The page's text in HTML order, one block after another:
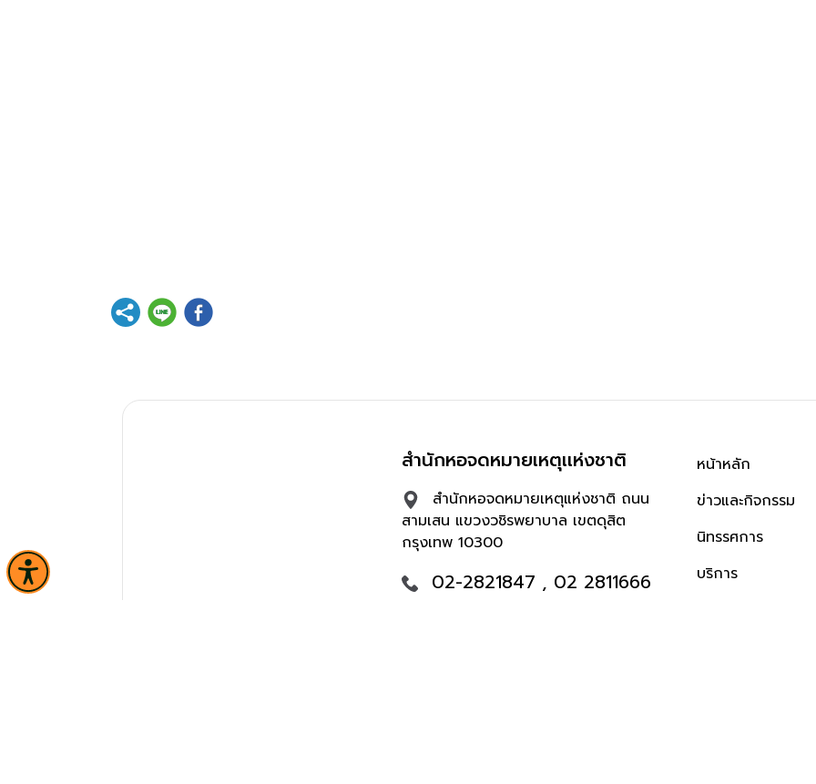
สำนักหอจดหมายเหตุเเห่งชาติ
สำนักหอจดหมายเหตุแห่งชาติ ถนน
สามเสน แขวงวชิรพยาบาล เขตดุสิต
กรุงเทพ 10300
02-2821847 , 02 2811666
หน้าหลัก
ข่าวและกิจกรรม
นิทรรศการ
บริการ